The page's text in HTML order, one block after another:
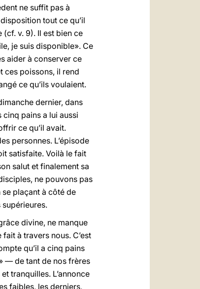
ne suffit pas à
tout ce qu’il
v. 9). Il est bien ce
je suis disponible». Ce
aider à conserver ce
ces poissons, il rend
ce qu’ils voulaient.
dernier, dans
pains a lui aussi
ce qu’il avait.
personnes. L’épisode
satisfaite. Voilà le fait
salut et finalement sa
ne pouvons pas
se plaçant à côté de
divine, ne manque
à travers nous. C’est
qu’il a cinq pains
— de tant de nos frères
tranquilles. L’annonce
faibles, les derniers,